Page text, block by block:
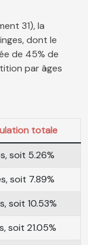
31), la
dont le
de 45% de
par âges
totale
soit 5.26%
soit 7.89%
soit 10.53%
soit 21.05%